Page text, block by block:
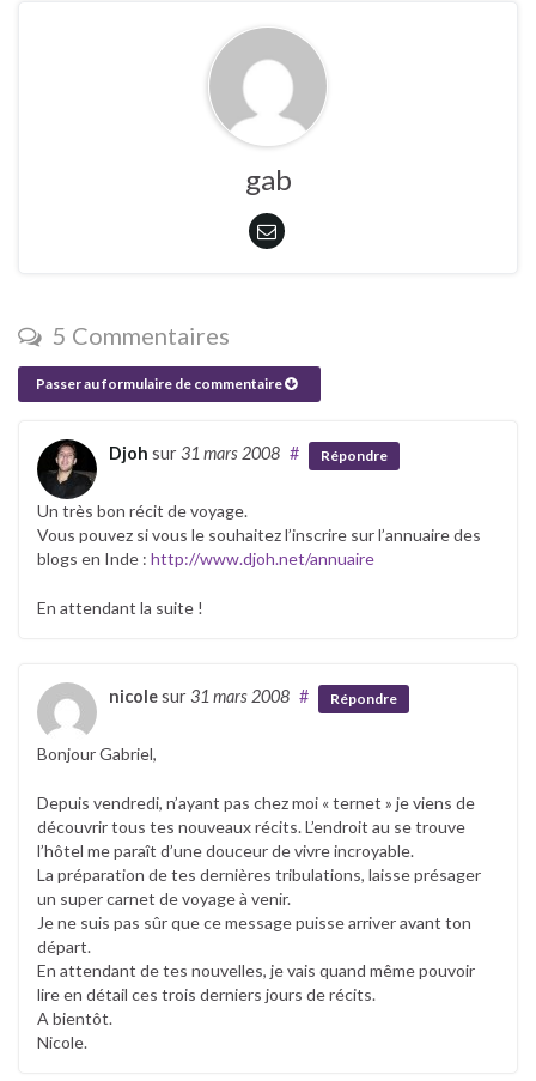
gab
5 Commentaires
Passer au formulaire de commentaire
Djoh sur 31 mars 2008 # Répondre
Un très bon récit de voyage.
Vous pouvez si vous le souhaitez l’inscrire sur l’annuaire des
blogs en Inde : http://www.djoh.net/annuaire
En attendant la suite !
nicolesur 31 mars 2008 # Répondre
Bonjour Gabriel,
Depuis vendredi, n’ayant pas chez moi « ternet » je viens de
découvrir tous tes nouveaux récits. L’endroit au se trouve
l’hôtel me paraît d’une douceur de vivre incroyable.
La préparation de tes dernières tribulations, laisse présager
un super carnet de voyage à venir.
Je ne suis pas sûr que ce message puisse arriver avant ton
départ.
En attendant de tes nouvelles, je vais quand même pouvoir
lire en détail ces trois derniers jours de récits.
A bientôt.
Nicole.